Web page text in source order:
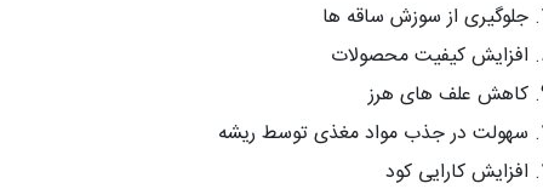
جلوگیری از سوزش ساقه ها
افزایش کیفیت محصولات
کاهش علف های هرز
سهولت در جذب مواد مغذی توسط ریشه
افزایش کارایی کود